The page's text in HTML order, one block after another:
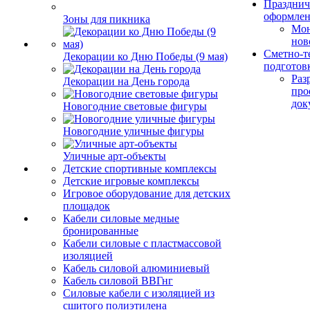
Зоны для пикника
Декорации ко Дню Победы (9 мая)
Декорации на День города
Новогодние световые фигуры
Новогодние уличные фигуры
Уличные арт-объекты
Детские спортивные комплексы
Детские игровые комплексы
Игровое оборудование для детских
площадок
Кабели силовые медные
бронированные
Кабели силовые с пластмассовой
изоляцией
Кабель силовой алюминиевый
Кабель силовой ВВГнг
Силовые кабели с изоляцией из
сшитого полиэтилена
Сметно-